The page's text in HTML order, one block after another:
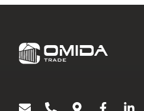
możesz wycofać swoją zgodę lub
z Tobą aby przekazać Ci
produktów lub usług Omida
wycofania.